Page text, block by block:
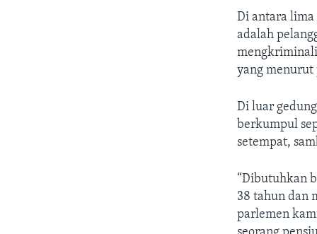
Di antara
adalah
yang
Di luar
berkumpul
setempat,
“Dibutuhkan
38 tahun dan
parlemen